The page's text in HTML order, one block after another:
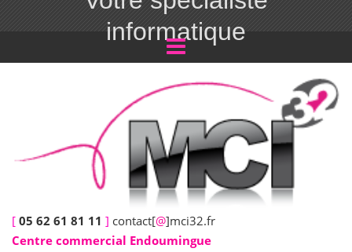
informatique
[ 05 62 61 81 11 ] contact[@]mci32.fr
Centre commercial Endoumingue